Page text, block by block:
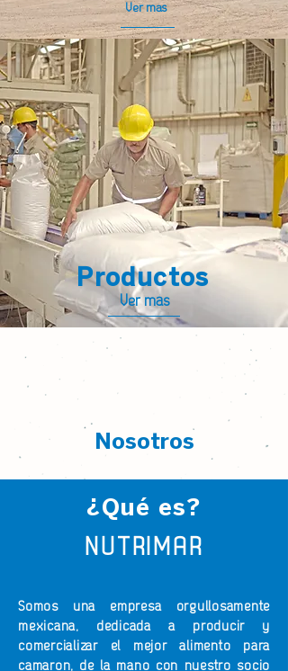
Ver más
Productos
Ver más
Nosotros
¿Qué es?
NUTRIMAR
Somos una empresa orgullosamente
mexicana, dedicada a producir y
comercializar el mejor alimento para
camarón, de la mano con nuestro socio